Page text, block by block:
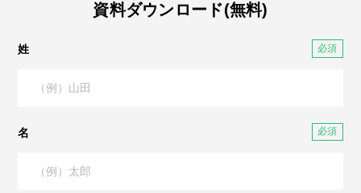
資料ダウンロード(無料)
姓
名